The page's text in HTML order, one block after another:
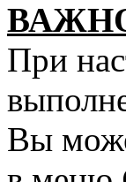
При
Вы